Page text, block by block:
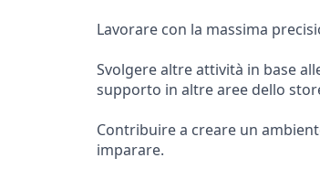
Lavorare con la massima
Svolgere altre attività in base
supporto in altre aree dello
Contribuire a creare un
imparare.